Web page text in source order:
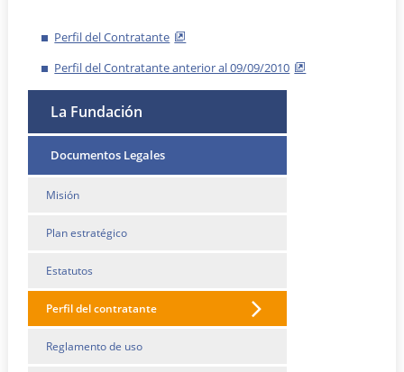
Perfil del Contratante
Perfil del Contratante anterior al 09/09/2010
La Fundación
Documentos Legales
Misión
Plan estratégico
Estatutos
Perfil del contratante
Reglamento de uso